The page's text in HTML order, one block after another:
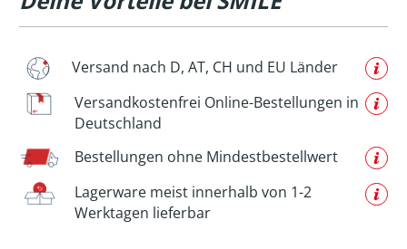
Versand nach D, AT, CH und EU Länder
Versandkostenfrei Online-Bestellungen in
Deutschland
Bestellungen ohne Mindestbestellwert
Lagerware meist innerhalb von 1-2
Werktagen lieferbar